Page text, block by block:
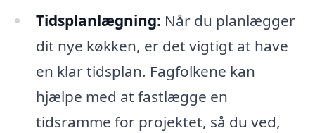
Tidsplanlægning: Når du planlægger
dit nye køkken, er det vigtigt at have
en klar tidsplan. Fagfolkene kan
hjælpe med at fastlægge en
tidsramme for projektet, så du ved,